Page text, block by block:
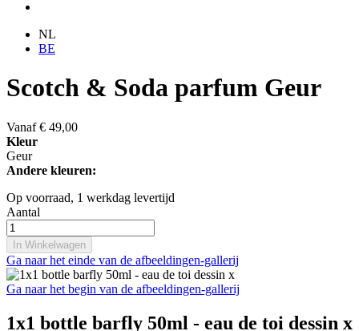
NL
BE
Scotch & Soda parfum Geur
Vanaf € 49,00
Kleur
Geur
Andere kleuren:
Op voorraad, 1 werkdag levertijd
Aantal
In Winkelwagen
Ga naar het einde van de afbeeldingen-gallerij
Ga naar het begin van de afbeeldingen-gallerij
1x1 bottle barfly 50ml - eau de toi dessin x